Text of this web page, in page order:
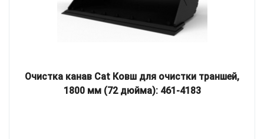
Очистка канав Cat Ковш для очистки траншей,
1800 мм (72 дюйма): 461-4183